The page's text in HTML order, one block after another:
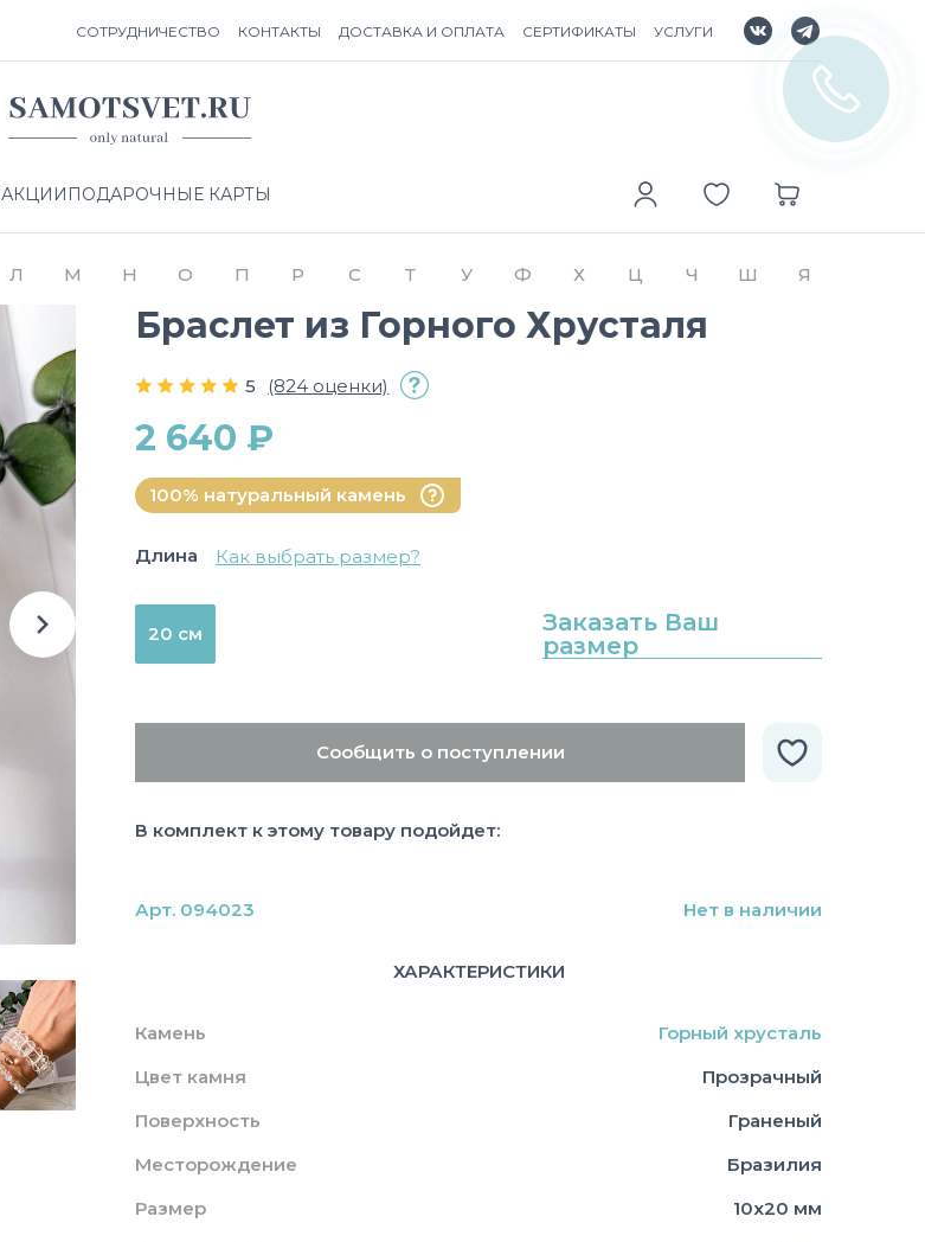
СОТРУДНИЧЕСТВО КОНТАКТЫ ДОСТАВКА И ОПЛАТА СЕРТИФИКАТЫ УСЛУГИ
АКЦИИ ПОДАРОЧНЫЕ КАРТЫ
Л М Н О П Р С Т У Ф Х Ц Ч Ш Я
Браслет из Горного Хрусталя
5 (824 оценки)
2 640 ₽
100% натуральный камень
Длина Как выбрать размер?
20 см
Заказать Ваш
размер
Сообщить о поступлении
В комплект к этому товару подойдет:
Арт. 094023 Нет в наличии
ХАРАКТЕРИСТИКИ
Камень
Горный хрусталь
Цвет камня
Прозрачный
Поверхность
Граненый
Месторождение
Бразилия
Размер
10х20 мм